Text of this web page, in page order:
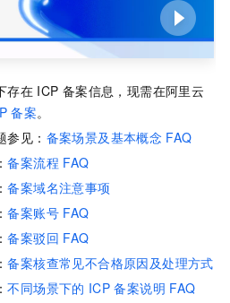
存在 ICP 备案信息，现需在阿里云
备案。
参见： 备案场景及基本概念 FAQ
备案流程 FAQ
备案域名注意事项
备案账号 FAQ
备案驳回 FAQ
备案核查常见不合格原因及处理方式
不同场景下的 ICP 备案说明 FAQ